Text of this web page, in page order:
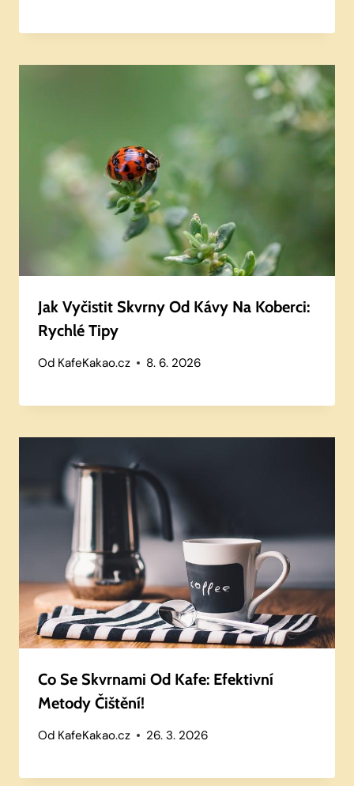
Jak Vyčistit Skvrny Od Kávy Na Koberci:
Rychlé Tipy
Od KafeKakao.cz 8. 6. 2026
Co Se Skvrnami Od Kafe: Efektivní
Metody Čištění!
Od KafeKakao.cz 26. 3. 2026